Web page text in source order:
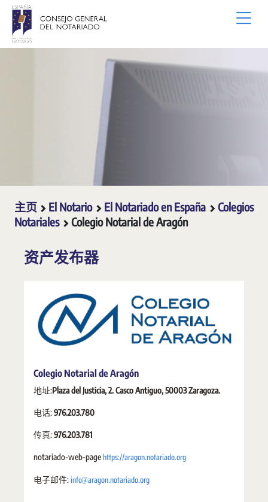
跳转到主内容
主页 El Notario El Notariado en España
Colegios
Notariales
Colegio Notarial de Aragón
资产发布器
Colegio Notarial de Aragón
地址:Plaza del Justicia, 2. Casco Antiguo, 50003 Zaragoza.
电话:976.203.780
传真:976.203.781
notariado-web-pagehttps://aragon.notariado.org
电子邮件:info@aragon.notariado.org